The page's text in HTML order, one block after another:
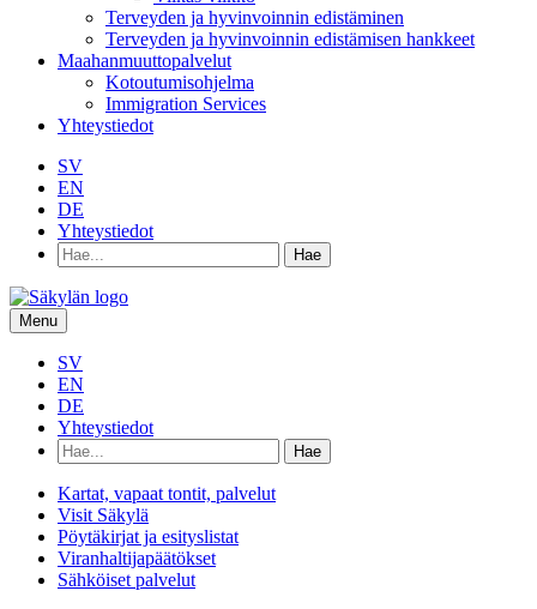
Terveyden ja hyvinvoinnin edistäminen
Terveyden ja hyvinvoinnin edistämisen hankkeet
Maahanmuuttopalvelut
Kotoutumisohjelma
Immigration Services
Yhteystiedot
SV
EN
DE
Yhteystiedot
Hae
hakusanalla:
Menu
SV
EN
DE
Yhteystiedot
Hae
hakusanalla:
Kartat, vapaat tontit, palvelut
Visit Säkylä
Pöytäkirjat ja esityslistat
Viranhaltijapäätökset
Sähköiset palvelut